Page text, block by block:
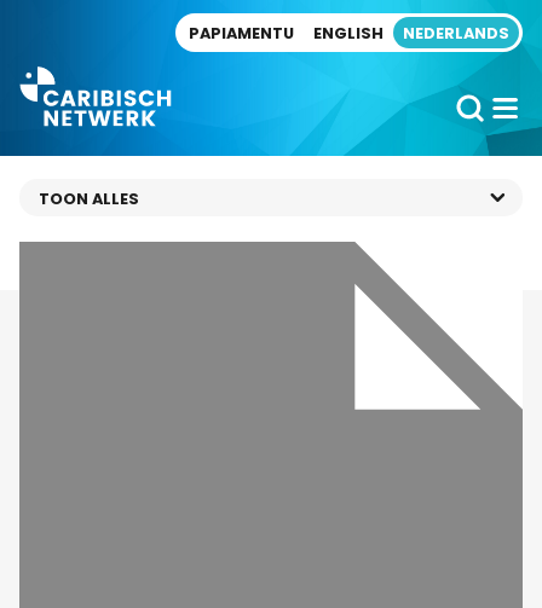
PAPIAMENTU ENGLISH NEDERLANDS